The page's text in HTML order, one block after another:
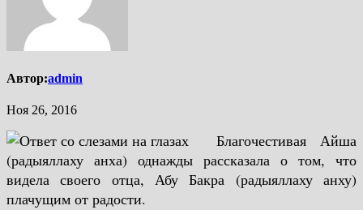
Автор:admin
Ноя 26, 2016
Благочестивая Айша
(радыяллаху анха) однажды рассказала о том, что
видела своего отца, Абу Бакра (радыяллаху анху)
плачущим от радости.